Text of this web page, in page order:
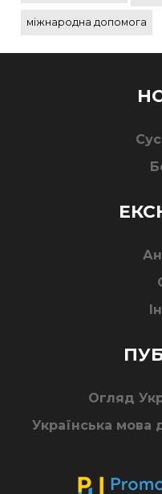
міжнародна допомога
Огляд
Українська мова